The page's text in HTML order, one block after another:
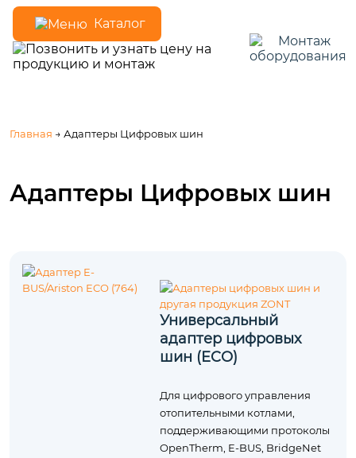
Каталог
Главная → Адаптеры Цифровых шин
Адаптеры Цифровых шин
Универсальный
адаптер цифровых
шин (ECO)
Для цифрового управления
отопительными котлами,
поддерживающими протоколы
OpenTherm, E-BUS, BridgeNet